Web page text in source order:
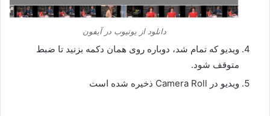
دانلود از یوتیوب در آیفون
ویدیو که تمام شد، دوباره روی همان دکمه بزنید تا ضبط
متوقف شود.
ویدیو در Camera Roll ذخیره شده است